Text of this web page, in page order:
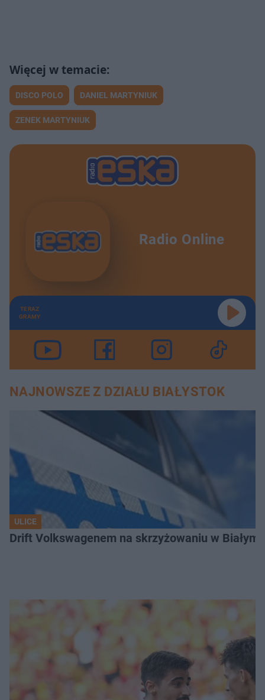
DISCO POLO DANIEL MARTYNIUK
ZENEK MARTYNIUK
Radio Online
TERAZ
GRAMY
NAJNOWSZE Z DZIAŁU BIAŁYSTOK
ULICE
Drift Volkswagenem na skrzyżowaniu w